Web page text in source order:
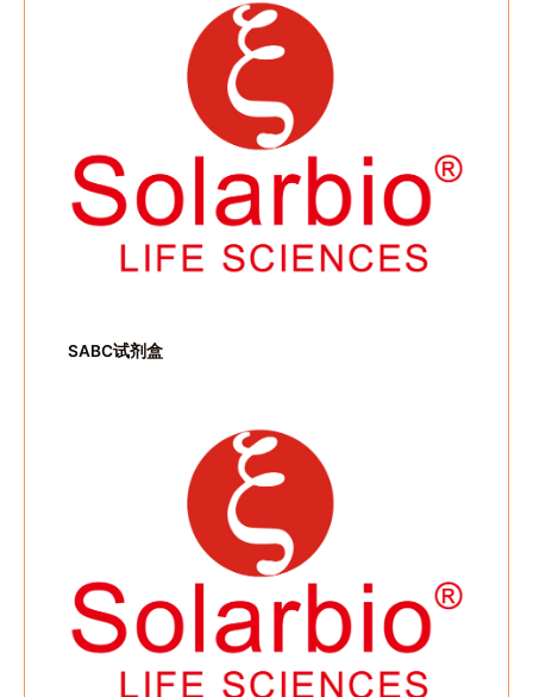
SABC试剂盒